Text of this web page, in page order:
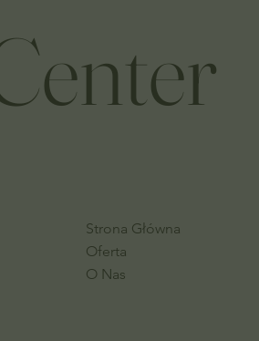
Strona Główna
Oferta
O Nas